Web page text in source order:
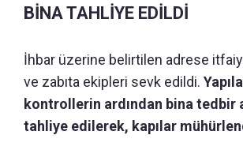
BİNA TAHLİYE EDİLDİ
İhbar üzerine belirtilen adrese
ve zabıta ekipleri sevk edildi.
kontrollerin ardından bina tedbir
tahliye edilerek, kapılar